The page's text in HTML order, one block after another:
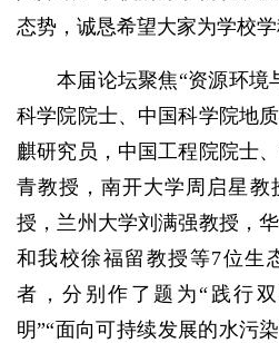
态势，诚恳希望大家为学校学
本届论坛聚焦“资源环境
科学院院士、中国科学院地
麒研究员，中国工程院院士
青教授，南开大学周启星教
授，兰州大学刘满强教授，
和我校徐福留教授等7位生
者，分别作了题为“践行
明”“面向可持续发展的水污